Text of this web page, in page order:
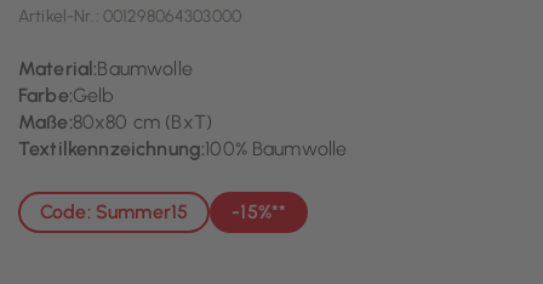
Artikel-Nr.: 001298064303000
Material:Baumwolle
Farbe:Gelb
Maße:80x80 cm (BxT)
Textilkennzeichnung:100% Baumwolle
Code: Summer15 -15%**